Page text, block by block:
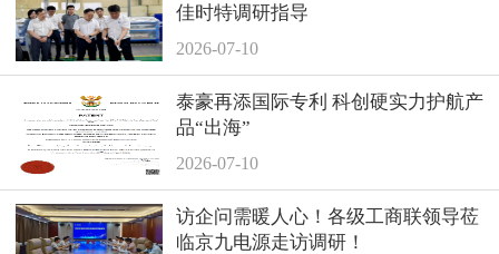
佳时特调研指导
2026-07-10
泰豪再添国际专利 科创硬实力护航产
品“出海”
2026-07-10
访企问需暖人心！各级工商联领导莅
临京九电源走访调研！